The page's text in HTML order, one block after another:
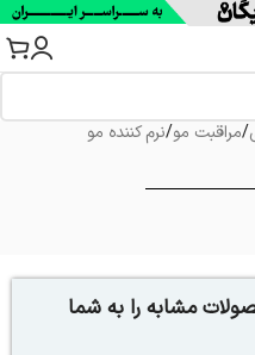
/مراقبت مو/نرم کننده مو
مشابه را به شما